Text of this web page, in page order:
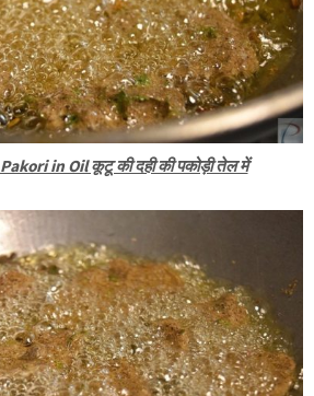
in Oil कूटू की दही की पकोड़ी तेल में